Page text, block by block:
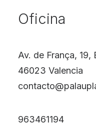
Oficina
Av. de França, 19,
46023 Valencia
963461194